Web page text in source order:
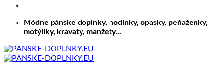
Módne pánske doplnky, hodinky, opasky, peňaženky,
motýliky, kravaty, manžety...